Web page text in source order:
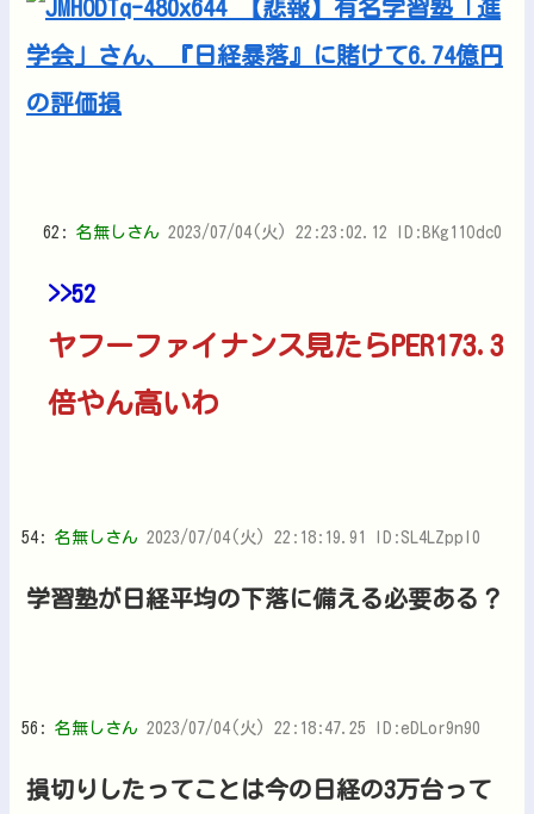
62: 名無しさん 2023/07/04(火) 22:23:02.12 ID:BKg11Odc0
>>52
ヤフーファイナンス見たらPER173.3
倍やん高いわ
54: 名無しさん 2023/07/04(火) 22:18:19.91 ID:SL4LZppl0
学習塾が日経平均の下落に備える必要ある？
56: 名無しさん 2023/07/04(火) 22:18:47.25 ID:eDLor9n90
損切りしたってことは今の日経の3万台って